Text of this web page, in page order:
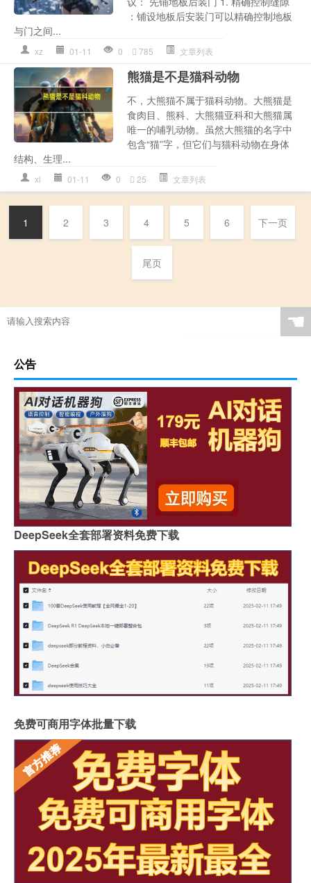
：铺设地板后安装门可以精确控制地板
与门之间...
xz 01-11 0 785 文章列表
熊猫是不是猫科动物
不，大熊猫不属于猫科动物。大熊猫是
食肉目、熊科、大熊猫亚科和大熊猫属
唯一的哺乳动物。虽然大熊猫的名字中
包含“猫”字，但它们与猫科动物在身体
结构、生理...
xl 01-11 0 25 文章列表
1 2 3 4 5 6 下一页
尾页
☚
公告
DeepSeek全套部署资料免费下载
免费可商用字体批量下载